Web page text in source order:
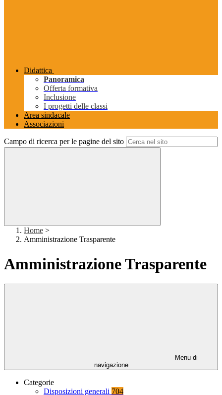
Didattica
Panoramica
Offerta formativa
Inclusione
I progetti delle classi
Area sindacale
Associazioni
Campo di ricerca per le pagine del sito
Home >
Amministrazione Trasparente
Amministrazione Trasparente
Menu di
navigazione
Categorie
Disposizioni generali 704